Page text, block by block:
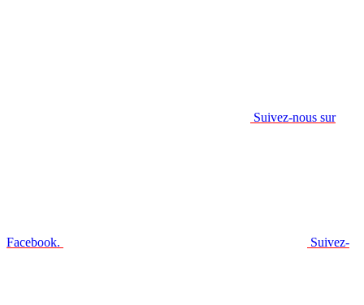
Suivez-nous sur
Facebook. Suivez-